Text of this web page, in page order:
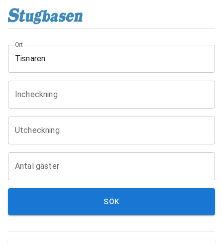
Ort
Incheckning
Utcheckning
Antal gäster
SÖK